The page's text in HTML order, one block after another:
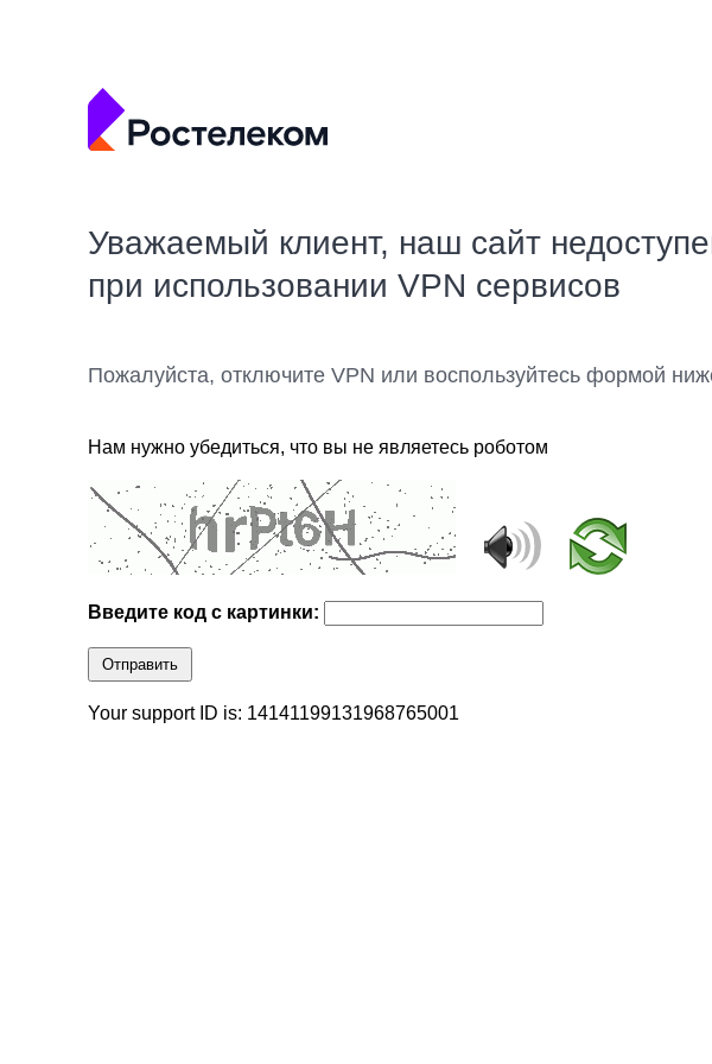
Уважаемый клиент, наш сайт
при использовании VPN сервисов
Пожалуйста, отключите VPN или воспользуйтесь формой
Нам нужно убедиться, что вы не являетесь роботом
Введите код с картинки:
Отправить
Your support ID is: 14141199131968765001